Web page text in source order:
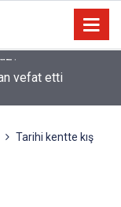
vefat etti
Tarihi kentte kış